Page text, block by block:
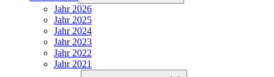
Jahr 2026
Jahr 2025
Jahr 2024
Jahr 2023
Jahr 2022
Jahr 2021